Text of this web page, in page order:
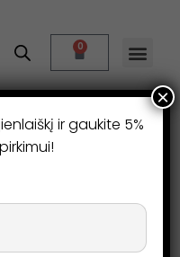
0
ir gaukite 5%
×